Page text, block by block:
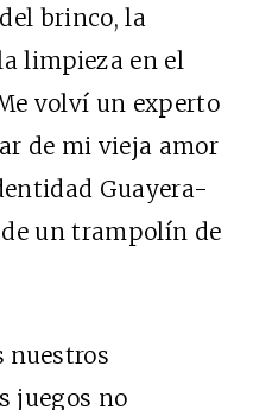
brinco, la
limpieza en el
volví un experto
de mi vieja amor
Guayera-
un trampolín de
nuestros
juegos no